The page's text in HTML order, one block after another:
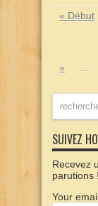
« Début
»
SUIVEZ
Recevez
parutions !
Your